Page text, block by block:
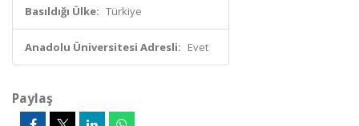
Basıldığı Ülke: Türkiye
Anadolu Üniversitesi Adresli: Evet
Paylaş